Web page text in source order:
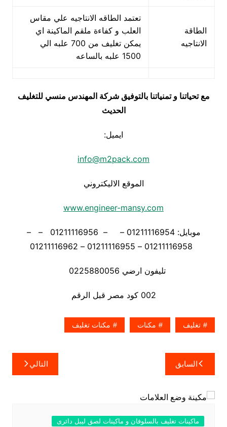
الطاقة
الانتاجيه
تعتمد الطاقه الانتاجيه علي مقاس
العلب و كفاءة ملقم الماكينة اي
يمكن تغليف من 700 علبه الي
1500 علبه بالساعه
مع تحياتنا و تمنياتنا بالتوفيق شركة المهندس منسي للتغليف
الحديث
ايميل:
info@m2pack.com
الموقع الاليكتروني
www.engineer-mansy.com
موبايل: 01211116954 – – 01211116956 – –
تليفون ارضي 0225880056
002 كود مصر قبل الرقم
تغليف مكنات مكنات تغليف
تصفّح
المقالات
السابق التالي
ماكينات تغليف بالسلوفان و ماكينات لصق ليبل دائرى